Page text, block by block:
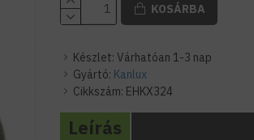
Készlet: Várhatóan 1-3 nap
Gyártó: Kanlux
Cikkszám: EHKX324
KOSÁRBA
Leírás